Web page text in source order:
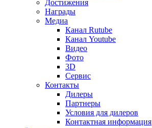
Достижения
Награды
Медиа
Канал Rutube
Канал Youtube
Видео
Фото
3D
Сервис
Контакты
Дилеры
Партнеры
Условия для дилеров
Контактная информация